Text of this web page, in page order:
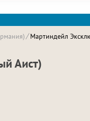
Мартиндейл
Аист)